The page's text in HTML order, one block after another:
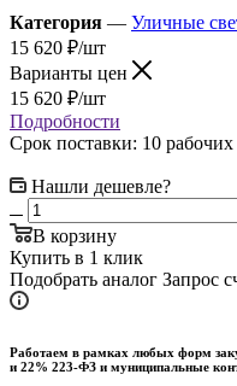
Категория — Уличные
15 620 ₽/шт
Варианты цен
15 620 ₽/шт
Подробности
Срок поставки: 10 рабочих
Нашли дешевле?
В корзину
Купить в 1 клик
Подобрать аналог Запрос
Работаем в рамках любых форм
и 22% 223-ФЗ и муниципальные